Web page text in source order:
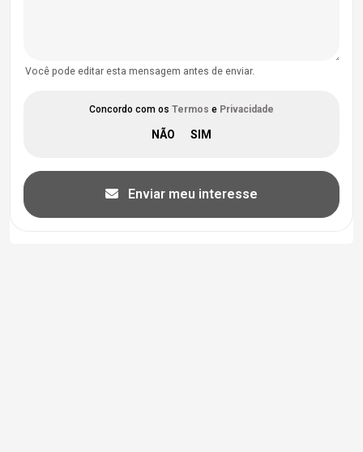
Você pode editar esta mensagem antes de enviar.
Concordo com os Termos e Privacidade
Enviar meu interesse